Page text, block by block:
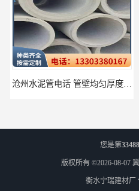
沧州水泥管电话 管壁均匀厚度一致
您是第
版权所有 ©2026-08-07
衡水宁瑞建材厂